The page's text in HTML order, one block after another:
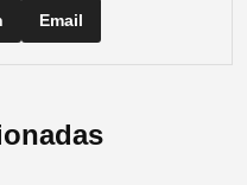
Email